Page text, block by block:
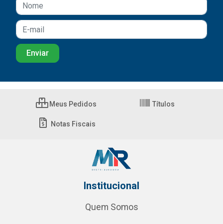
Meus Pedidos Títulos
Notas Fiscais
Institucional
Quem Somos